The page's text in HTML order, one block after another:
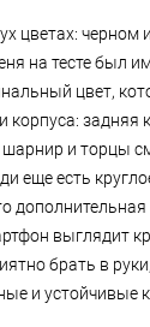
цветах: черном
на тесте был
цвет,
корпуса:
шарнир и торцы
еще есть
выглядит
брать в
и устойчивые